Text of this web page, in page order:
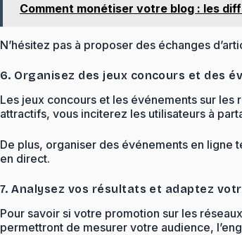
Comment monétiser votre blog : les
N’hésitez pas à proposer des échanges
6. Organisez des jeux concours et des
Les jeux concours et les événements sur
attractifs, vous inciterez les utilisateurs à
De plus, organiser des événements en ligne
en direct.
7. Analysez vos résultats et adaptez
Pour savoir si votre promotion sur les
permettront de mesurer votre audience,